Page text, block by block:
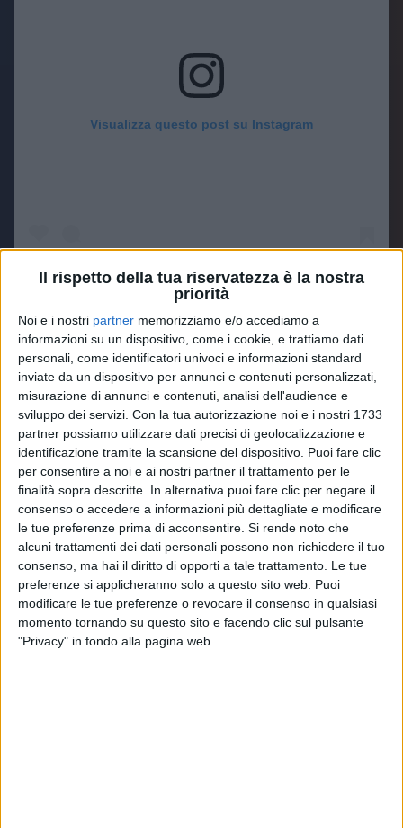
Il rispetto della tua riservatezza è la nostra
priorità
Noi e i nostri partner memorizziamo e/o accediamo a
informazioni su un dispositivo, come i cookie, e trattiamo dati
personali, come identificatori univoci e informazioni standard
inviate da un dispositivo per annunci e contenuti personalizzati,
misurazione di annunci e contenuti, analisi dell'audience e
sviluppo dei servizi. Con la tua autorizzazione noi e i nostri 1733
partner possiamo utilizzare dati precisi di geolocalizzazione e
identificazione tramite la scansione del dispositivo. Puoi fare clic
per consentire a noi e ai nostri partner il trattamento per le
finalità sopra descritte. In alternativa puoi fare clic per negare il
consenso o accedere a informazioni più dettagliate e modificare
le tue preferenze prima di acconsentire. Si rende noto che
alcuni trattamenti dei dati personali possono non richiedere il tuo
consenso, ma hai il diritto di opporti a tale trattamento. Le tue
preferenze si applicheranno solo a questo sito web. Puoi
modificare le tue preferenze o revocare il consenso in qualsiasi
momento tornando su questo sito e facendo clic sul pulsante
"Privacy" in fondo alla pagina web.
Visualizza questo post su Instagram
Un post condiviso da cesarecremonini (@cesarecremonini)
Ilcantautore bologneseha ammesso che“Ragazze
Facili”, presentata come iltempio emotivodi
"Alaska Baby”, era nata perSanremo: “Pensavo che
dovesse essere cantata da qualcun altro o altra,
magari aSanremoo nel disco di un amico/a. Forse
avrebbe trovato il suopalco ideale . Perché è una
canzone così diversa da quello che va oggi.Le
ragazze facili non esistono, sonofantasmi della
mente, alibi che lo inseguono fino al momento in cui
compie l’atto più rivoluzionario e importante
trovare il coraggio di amaredavvero".